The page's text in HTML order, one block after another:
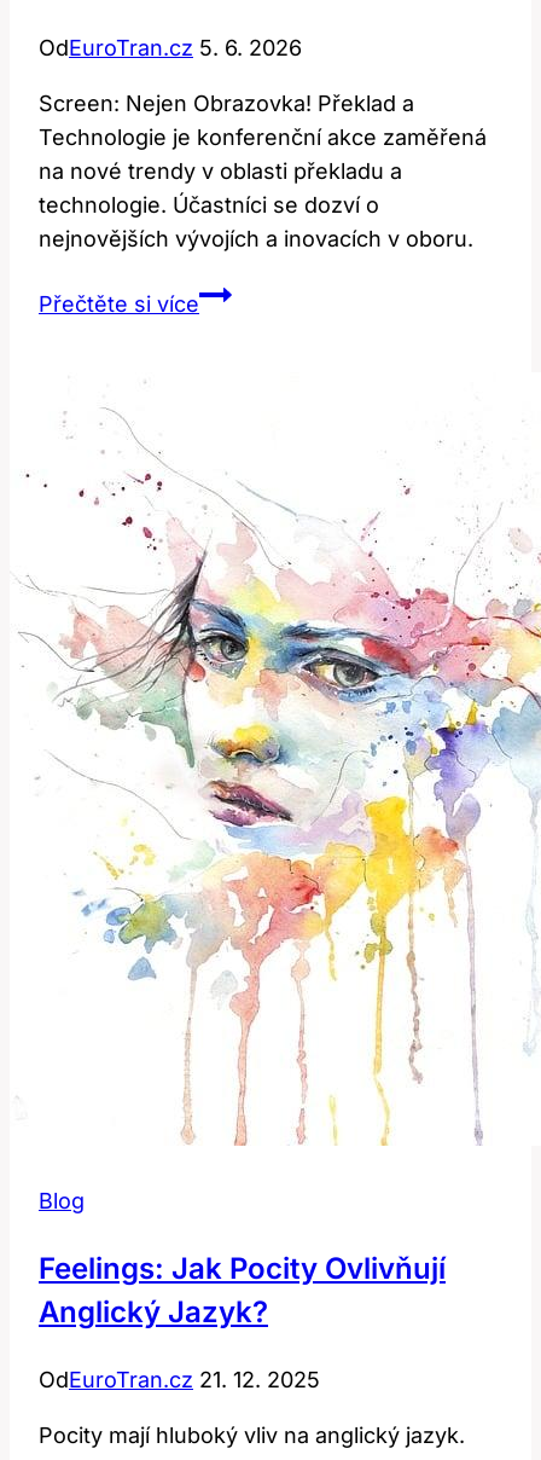
OdEuroTran.cz 5. 6. 2026
Screen: Nejen Obrazovka! Překlad a
Technologie je konferenční akce zaměřená
na nové trendy v oblasti překladu a
technologie. Účastníci se dozví o
nejnovějších vývojích a inovacích v oboru.
Přečtěte si víceScreen:
Blog
Feelings: Jak Pocity Ovlivňují
Anglický Jazyk?
OdEuroTran.cz 21. 12. 2025
Pocity mají hluboký vliv na anglický jazyk.